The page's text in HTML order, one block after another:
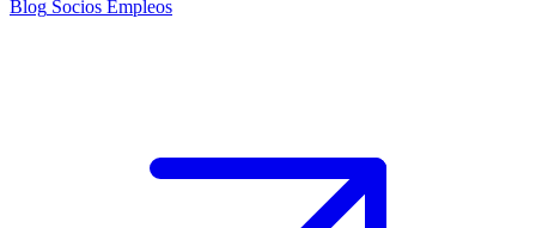
Blog Socios Empleos